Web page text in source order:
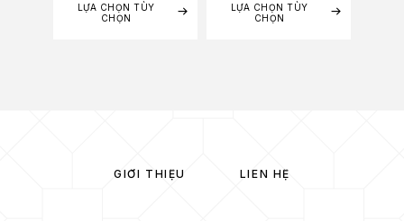
LỰA CHỌN TÙY
CHỌN
LỰA CHỌN TÙY
CHỌN
GIỚI THIỆU LIÊN HỆ